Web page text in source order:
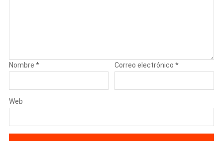
Nombre * Correo electrónico*
Web